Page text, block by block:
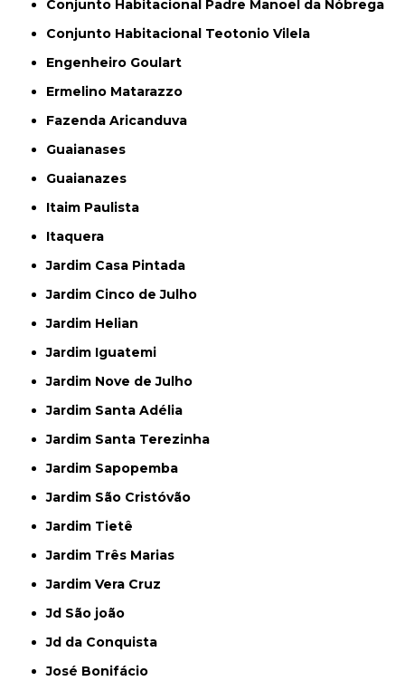
Conjunto Habitacional Padre Manoel da Nóbrega
Conjunto Habitacional Teotonio Vilela
Engenheiro Goulart
Ermelino Matarazzo
Fazenda Aricanduva
Guaianases
Guaianazes
Itaim Paulista
Itaquera
Jardim Casa Pintada
Jardim Cinco de Julho
Jardim Helian
Jardim Iguatemi
Jardim Nove de Julho
Jardim Santa Adélia
Jardim Santa Terezinha
Jardim Sapopemba
Jardim São Cristóvão
Jardim Tietê
Jardim Três Marias
Jardim Vera Cruz
Jd São joão
Jd da Conquista
José Bonifácio